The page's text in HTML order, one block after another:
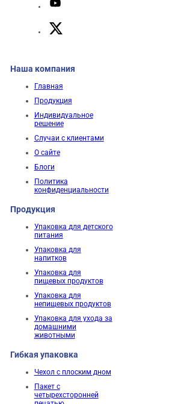
Наша компания
Главная
Продукция
Индивидуальное
решение
Случаи с клиентами
О сайте
Блоги
Политика
конфиденциальности
Продукция
Упаковка для детского
питания
Упаковка для
напитков
Упаковка для
пищевых продуктов
Упаковка для
непищевых продуктов
Упаковка для ухода за
домашними
животными
Гибкая упаковка
Чехол с плоским дном
Пакет с
четырехсторонней